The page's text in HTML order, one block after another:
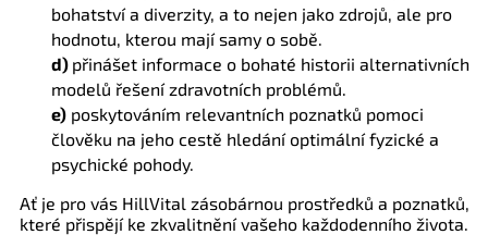
bohatství a diverzity, a to nejen jako zdrojů, ale pro
hodnotu, kterou mají samy o sobě.
d) přinášet informace o bohaté historii alternativních
modelů řešení zdravotních problémů.
e) poskytováním relevantních poznatků pomoci
člověku na jeho cestě hledání optimální fyzické a
psychické pohody.
Ať je pro vás HillVital zásobárnou prostředků a poznatků,
které přispějí ke zkvalitnění vašeho každodenního života.